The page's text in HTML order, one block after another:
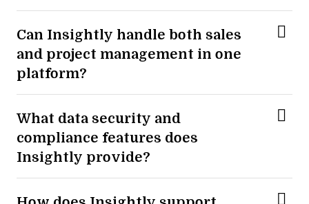
Can Insightly handle both sales
and project management in one
platform?
What data security and
compliance features does
Insightly provide?